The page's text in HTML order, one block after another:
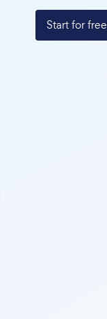
Start for free